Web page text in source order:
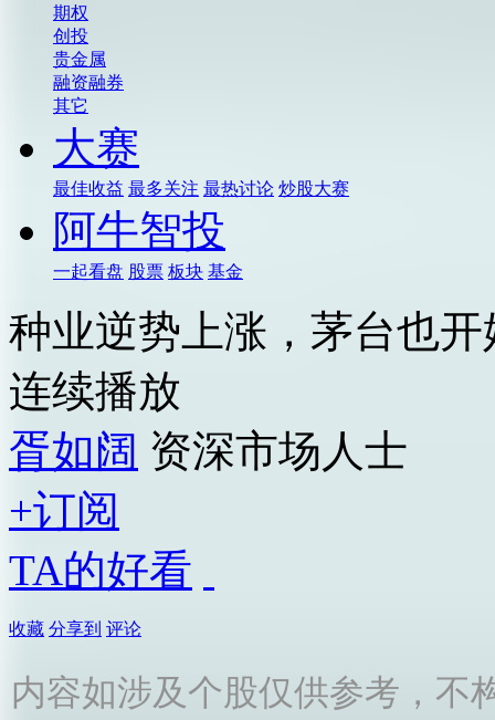
期权
创投
贵金属
融资融券
其它
大赛
最佳收益 最多关注 最热讨论 炒股大赛
阿牛智投
一起看盘 股票 板块 基金
种业逆势上涨，茅台也
连续播放
胥如阔 资深市场人士
+订阅
TA的好看
收藏 分享到 评论
内容如涉及个股仅供参考，不